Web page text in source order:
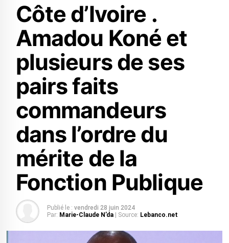
Côte d’Ivoire .
Amadou Koné et
plusieurs de ses
pairs faits
commandeurs
dans l’ordre du
mérite de la
Fonction Publique
Publié le : vendredi 28 juin 2024
Par: Marie-Claude N’da | Source: Lebanco.net